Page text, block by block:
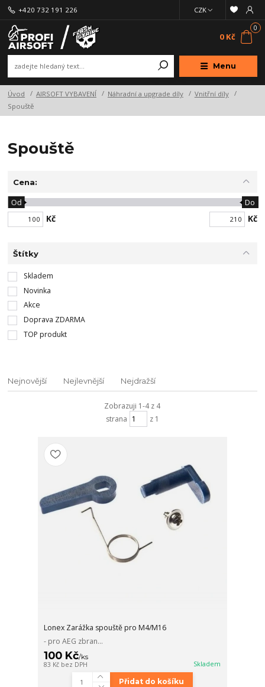
Menu
CZK
+420 732 191 226
0
0 Kč
Úvod AIRSOFT VYBAVENÍ Náhradní a upgrade díly
Vnitřní díly
Spouště
Spouště
Cena:
Kč
Od Do
Kč
Štítky
Skladem
Novinka
Akce
Doprava ZDARMA
TOP produkt
Nejnovější Nejlevnější Nejdražší
Zobrazuji 1-4 z 4
strana
z 1
Lonex Zarážka spouště pro M4/M16
- pro AEG zbran...
100 Kč/ks
83 Kč bez DPH Skladem
Přidat do košíku